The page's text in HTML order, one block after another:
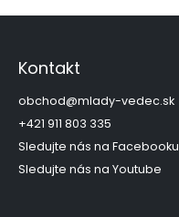
Z
Kontakt
obchod@mlady-vedec.sk
+421 911 803 335
Sledujte nás na Facebooku
Sledujte nás na Youtube